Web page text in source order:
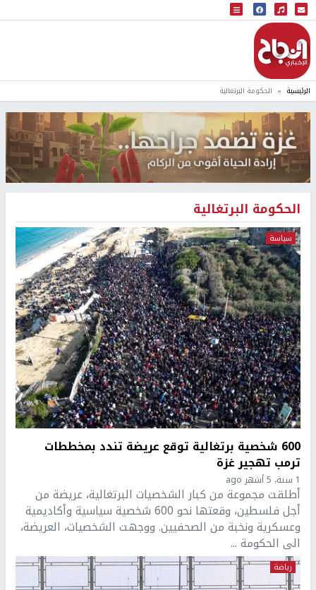
البث المباشر
إذاعة النجاح
الرئيسية الحكومة البرتغالية
الحكومة البرتغالية
سياسة
600 شخصية برتغالية توقع عريضة تندد بمخططات
ترمب تهجير غزة
1 سنة، 5 أشهر ago
أطلقت مجموعة من كبار الشخصيات البرتغالية، عريضة من
أجل فلسطين، وقعتها نحو 600 شخصية سياسية وأكاديمية
وعسكرية ونخبة من الصحفيين. ووجهت الشخصيات، العريضة،
الى الحكومة ...
رياضة